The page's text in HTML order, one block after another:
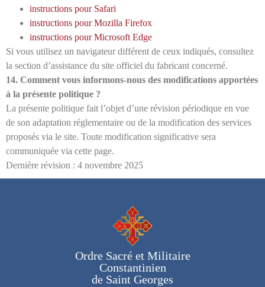
instructions pour Safari
instructions pour Mozilla Firefox
instructions pour Microsoft Edge
Si vous utilisez un navigateur différent de ceux indiqués, consultez
la section d’assistance du site officiel du fabricant concerné.
14. Comment vous informons-nous des modifications apportées
à la présente politique ?
La présente politique fait l’objet d’une révision périodique en vue
de son adaptation réglementaire ou de la modification des services
proposés via le site. Toute modification significative sera
communiquée via cette page.
Dernière révision : 4 novembre 2025
Ordre Sacré et Militaire
Constantinien
de Saint Georges